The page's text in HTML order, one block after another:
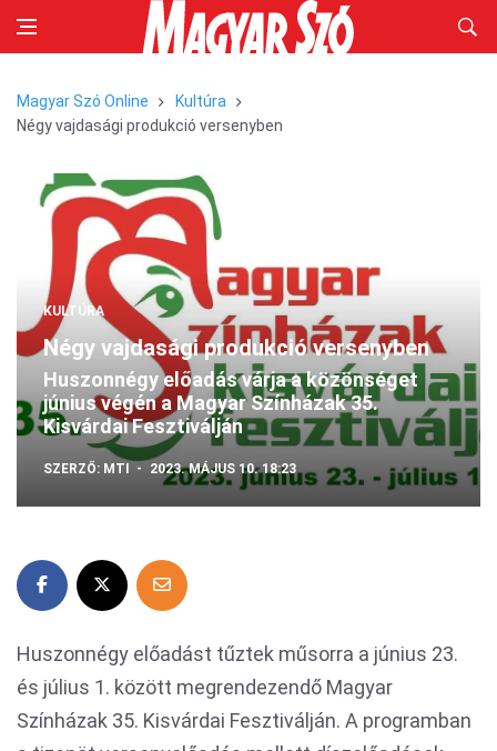
Magyar Szó Online
Kultúra
Négy vajdasági produkció versenyben
KULTÚRA
Négy vajdasági produkció versenyben
Huszonnégy előadás várja a közönséget
június végén a Magyar Színházak 35.
Kisvárdai Fesztiválján
SZERZŐ: MTI 2023. MÁJUS 10. 18:23
Huszonnégy előadást tűztek műsorra a június 23.
és július 1. között megrendezendő Magyar
Színházak 35. Kisvárdai Fesztiválján. A programban